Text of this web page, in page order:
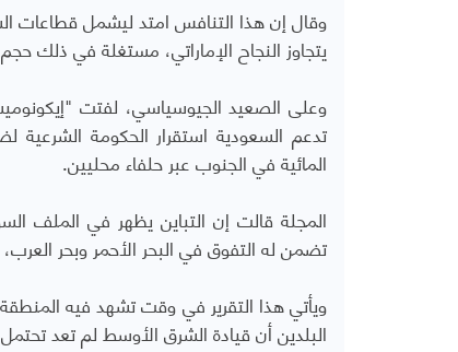
وقال إن هذا التنافس امتد ليشمل قطاعات
يتجاوز النجاح الإماراتي، مستغلة في ذلك
وعلى الصعيد الجيوسياسي، لفتت
تدعم السعودية استقرار الحكومة الشرعية
المائية في الجنوب عبر حلفاء محليين.
المجلة قالت إن التباين يظهر في الملف
تضمن له التفوق في البحر الأحمر وبحر
ويأتي هذا التقرير في وقت تشهد فيه
البلدين أن قيادة الشرق الأوسط لم تعد